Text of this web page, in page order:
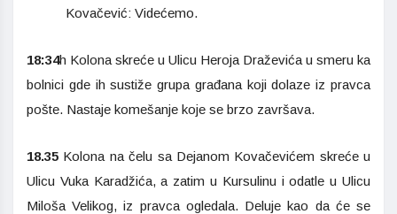
Kovačević: Videćemo.
18:34h Kolona skreće u Ulicu Heroja Draževića u smeru ka
bolnici gde ih sustiže grupa građana koji dolaze iz pravca
pošte. Nastaje komešanje koje se brzo završava.
18.35 Kolona na čelu sa Dejanom Kovačevićem skreće u
Ulicu Vuka Karadžića, a zatim u Kursulinu i odatle u Ulicu
Miloša Velikog, iz pravca ogledala. Deluje kao da će se